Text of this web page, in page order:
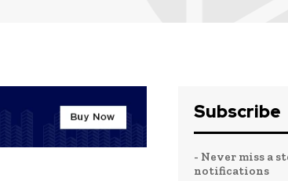
Subscribe
- Never miss a
notifications